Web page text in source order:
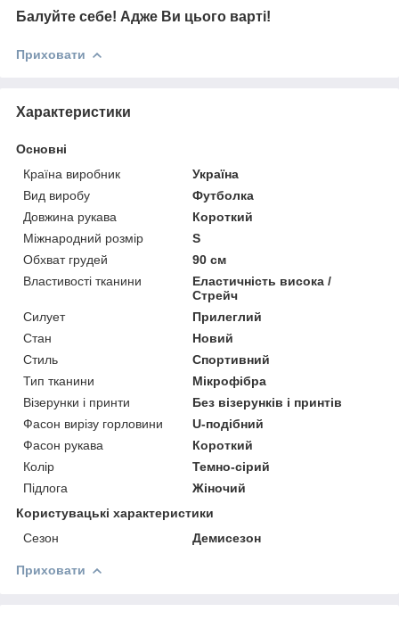
Балуйте себе! Адже Ви цього варті!
Приховати
Характеристики
Основні
Країна виробник
Україна
Вид виробу
Футболка
Довжина рукава
Короткий
Міжнародний розмір
S
Обхват грудей
90 см
Властивості тканини
Еластичність висока /
Стрейч
Силует
Прилеглий
Стан
Новий
Стиль
Спортивний
Тип тканини
Мікрофібра
Візерунки і принти
Без візерунків і принтів
Фасон вирізу горловини
U-подібний
Фасон рукава
Короткий
Колір
Темно-сірий
Підлога
Жіночий
Користувацькi характеристики
Сезон
Демисезон
Приховати